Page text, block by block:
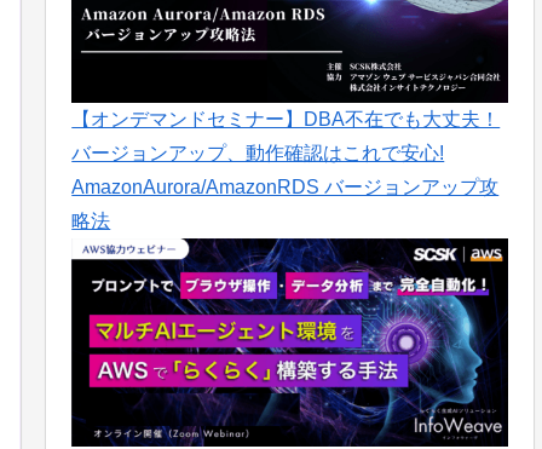
【オンデマンドセミナー】DBA不在でも大丈夫！
バージョンアップ、動作確認はこれで安心!
AmazonAurora/AmazonRDS バージョンアップ攻
略法